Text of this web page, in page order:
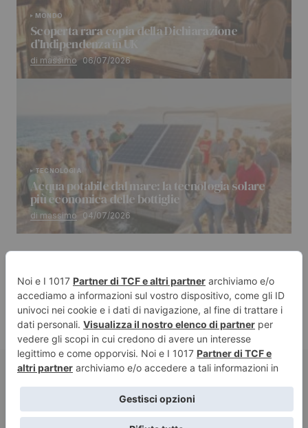
MONDO
Scoperta rara copia della Dichiarazione
d’Indipendenza in UK
di massimo 06/07/2026
TECNOLOGIA
Acqua potabile dal mare: la tecnologia solare
più economica delle bottiglie
di massimo 04/07/2026